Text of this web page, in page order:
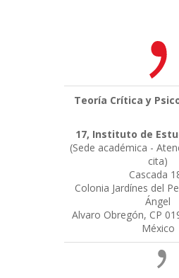
Teoría Crítica y
17, Instituto de
(Sede académica -
cita)
Cascada
Colonia Jardínes del
Ángel
Alvaro Obregón, CP
México